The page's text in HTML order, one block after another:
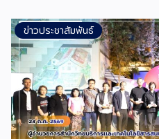
ข่าวประชาสัมพันธ์